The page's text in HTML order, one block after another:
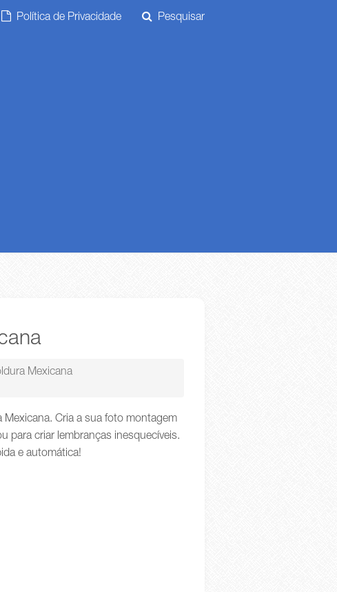
Política de Privacidade Pesquisar
Mexicana
Cria a sua foto montagem
para criar lembranças inesquecíveis.
e automática!